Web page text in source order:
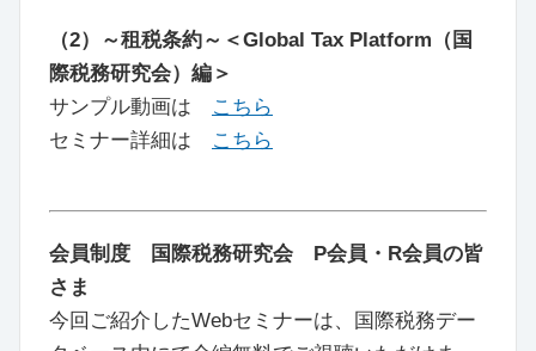
（2）～租税条約～＜Global Tax Platform（国
際税務研究会）編＞
サンプル動画は
こちら
セミナー詳細は
こちら
会員制度 国際税務研究会 P会員・R会員の皆
さま
今回ご紹介したWebセミナーは、国際税務デー